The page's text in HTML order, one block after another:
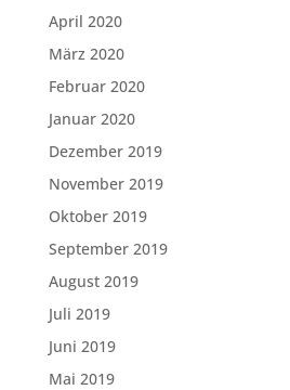
April 2020
März 2020
Februar 2020
Januar 2020
Dezember 2019
November 2019
Oktober 2019
September 2019
August 2019
Juli 2019
Juni 2019
Mai 2019